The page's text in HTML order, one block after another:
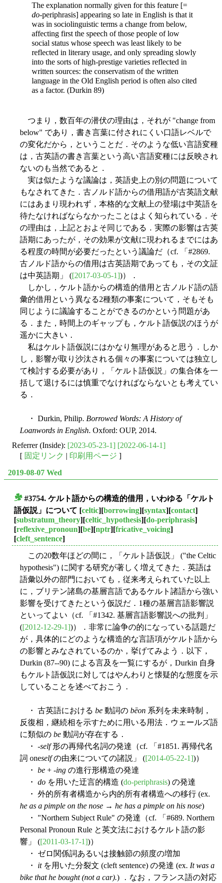
The explanation normally given for this feature [=
do-periphrasis] appearing so late in English is that it
was in sociolinguistic terms a change from below,
affecting first the speech of those people of low
social status whose speech was least likely to be
reflected in literary usage, and only spreading slowly
into the sorts of high-prestige varieties reflected in
written sources: the conservatism of the written
language in the Old English period is often also cited
as a factor. (Durkin 89)
つまり，数百年の潜伏の理由は，それが "change from
below" であり，書き言葉に付されにくい口語レベルで
の変化だから，ということだ．そのような低い言語変種
は，古英語の書き言葉という高い言語変種には反映され
ないのも当然であると．
実は似たような議論は，英語史上の別の問題について
もなされてきた．古ノルド語からの借用語が古英語文献
にはあまり現われず，本格的な文献上の登場は中英語を
待たなければならなかったことはよく知られている．そ
の理由は，上記とおよそ同じである．実際の影響は古英
語期にあったが，その効果が文献に現われるまでにはあ
る程度の時間が必要だったという議論だ（cf. 「#2869.
古ノルド語からの借用は古英語期であっても，その文証
は中英語期」 ([2017-03-05-1])）．
しかし，ケルト語からの構造的借用と古ノルド語の語
彙的借用という異なる2種類の事案について，そもそも
同じように議論することができるのかという問題があ
る．また，時間上のギャップも，ケルト語仮説のほうが
遥かに大きい．
私はケルト語仮説にはかなり無理があると思う．しか
し，影響が取り沙汰される個々の事案については独立し
て検討する必要があり，「ケルト語仮説」の集合体を一
括して退けるには慎重でなければならないとも考えてい
る．
・ Durkin, Philip. Borrowed Words: A History of
Loanwords in English. Oxford: OUP, 2014.
Referrer (Inside): [2023-05-23-1] [2022-06-14-1]
[ 固定リンク | 印刷用ページ ]
2019-08-07 Wed
#3754. ケルト語からの構造的借用，いわゆる「ケルト
語仮説」について [celtic][borrowing][syntax][contact]
[substratum_theory][celtic_hypothesis][do-periphrasis]
[reflexive_pronoun][be][nptr][fricative_voicing]
[cleft_sentence]
この20数年ほどの間に，「ケルト語仮説」 ("the Celtic
hypothesis") に関する研究が著しく増えてきた．英語は
語彙以外の部門においても，従来考えられていた以上
に，ブリテン諸島の基層言語であるケルト諸語から強い
影響を受けてきたという仮説だ．1種の基層言語影響説
といってよい（cf. 「#1342. 基層言語影響説への批判」
([2012-12-29-1])）．非常に論争の的になっている話題だ
が，具体的にどのような構造的な言語項がケルト語から
の影響とみなされているのか，挙げてみよう．以下，
Durkin (87--90) による言及を一覧にするが，Durkin 自身
もケルト語仮説に対してはやんわりと懐疑的な態度を示
していることを述べておこう．
・ 古英語における be 動詞の bēon 系列を未来時制，
反復相，継続相を示すために用いる用法．ウェールズ語
に類似の be 動詞が存在する．
・ -self形の再帰代名詞の発達（cf. 「#1851. 再帰代名
詞 oneselfの由来についての諸説」 ([2014-05-22-1])）
・ be + -ing の進行形構造の発達
・ do を用いた迂言的構造 (do-periphrasis) の発達
・ 外的所有者構造から内的所有者構造への移行 (ex.
he as a pimple on the nose → he has a pimple on his nose)
・ "Northern Subject Rule" の発達（cf. 「#689. Northern
Personal Pronoun Rule と英文法におけるケルト語の影
響」 ([2011-03-17-1])）
・ ゼロ関係詞あるいは接触節の頻度の増加
・ itを用いた分裂文 (cleft sentence) の発達 (ex. It was a
bike that he bought (not a car).) ．なお，フランス語の対応